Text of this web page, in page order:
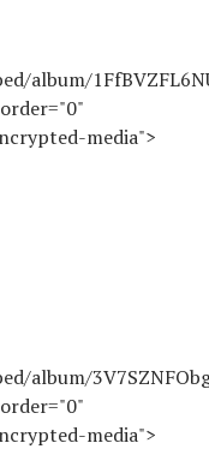
album/
media">
album/
media">